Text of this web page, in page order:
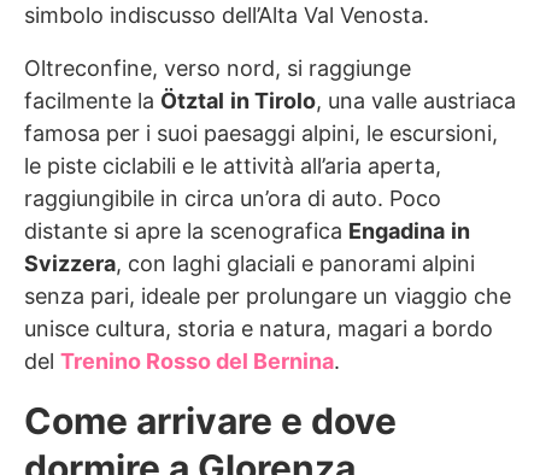
simbolo indiscusso dell’Alta Val Venosta.
Oltreconfine, verso nord, si raggiunge
facilmente la Ötztal in Tirolo, una valle austriaca
famosa per i suoi paesaggi alpini, le escursioni,
le piste ciclabili e le attività all’aria aperta,
raggiungibile in circa un’ora di auto. Poco
distante si apre la scenografica Engadina in
Svizzera, con laghi glaciali e panorami alpini
senza pari, ideale per prolungare un viaggio che
unisce cultura, storia e natura, magari a bordo
del Trenino Rosso del Bernina.
Come arrivare e dove